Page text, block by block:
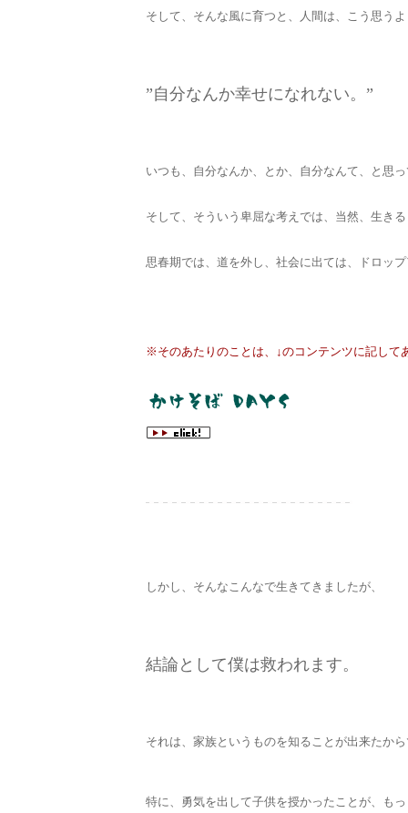
そして、そんな風に育つと、人間は、こう思う
”自分なんか幸せになれない。”
いつも、自分なんか、とか、自分なんて、と思
そして、そういう卑屈な考えでは、当然、生き
思春期では、道を外し、社会に出ては、ドロッ
※そのあたりのことは、↓のコンテンツに記して
しかし、そんなこんなで生きてきましたが、
結論として僕は救われます。
それは、家族というものを知ることが出来たか
特に、勇気を出して子供を授かったことが、も